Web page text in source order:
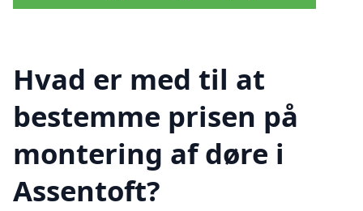
Hvad er med til at
bestemme prisen på
montering af døre i
Assentoft?